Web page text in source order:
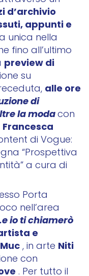
d’archivio
appunti e
unica nella
fino all’ultimo
preview di
su
alle ore
di
la modacon
Francesca
di Vogue:
“Prospettiva
a cura di
Porta
nell’area
io ti chiamerò
e
, in arte Niti
con
. Per tutto il